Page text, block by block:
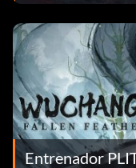
Entrenador